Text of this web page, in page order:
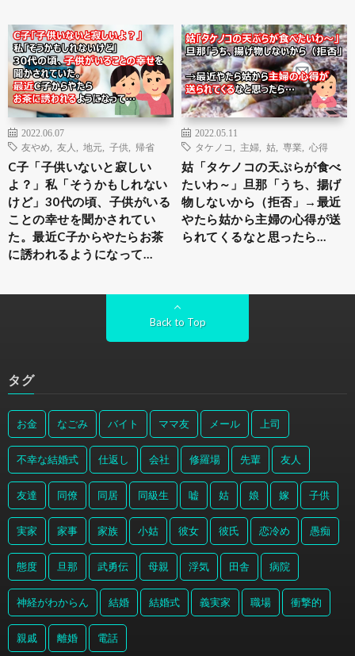
2022.06.07
友やめ
友人 地元 子供 帰省
C子「子供いないと寂しい
よ？」私「そうかもしれない
けど」30代の頃、子供がいる
ことの幸せを聞かされてい
た。最近C子からやたらお茶
に誘われるようになって…
2022.05.11
タケノコ
主婦 姑 専業 心得
姑「タケノコの天ぷらが食べ
たいわ～」旦那「うち、揚げ
物しないから（拒否」→最近
やたら姑から主婦の心得が送
られてくるなと思ったら…
Back to Top
タグ
お金 なごみ バイト ママ友 メール 上司
不幸な結婚式 仕返し 会社 修羅場 先輩 友人
友達 同僚 同居 同級生 嘘 姑 娘 嫁 子供
実家 家事 家族 小姑 彼女 彼氏 恋冷め 愚痴
態度 旦那 武勇伝 母親 浮気 田舎 病院
神経がわからん 結婚 結婚式 義実家 職場 衝撃的
親戚 離婚 電話